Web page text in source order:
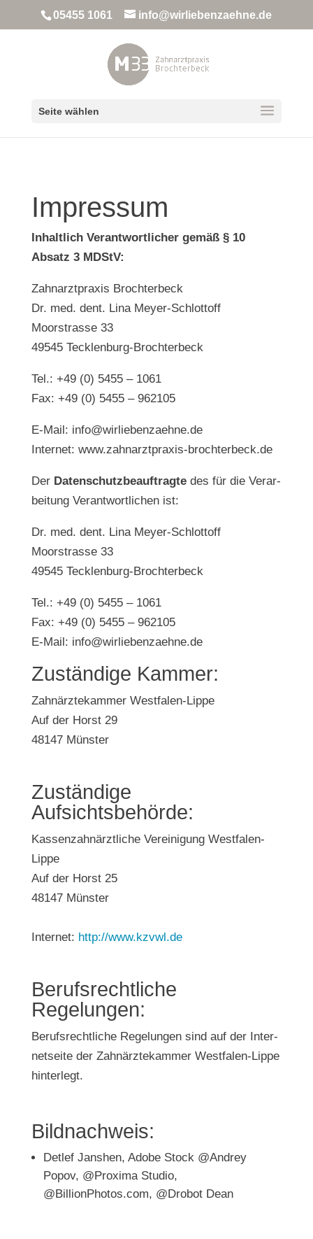
05455 1061 info@wirliebenzaehne.de
Seite wählen
Impres­sum
Inhalt­lich Ver­ant­wort­li­cher gemäß § 10
Absatz 3 MDStV:
Zahn­arzt­pra­xis Broch­ter­beck
Dr. med. dent. Lina Mey­er-Schlot­toff
Moor­stras­se 33
49545 Teck­len­burg-Broch­ter­beck
Tel.: +49 (0) 5455 – 1061
Fax: +49 (0) 5455 – 962105
E‑Mail: info@wirliebenzaehne.de
Inter­net: www.zahnarztpraxis-brochterbeck.de
Der Daten­schutz­be­auf­trag­tedes für die Ver­ar­
bei­tung Ver­ant­wort­li­chen ist:
Dr. med. dent. Lina Mey­er-Schlot­toff
Moor­stras­se 33
49545 Teck­len­burg-Broch­ter­beck
Tel.: +49 (0) 5455 – 1061
Fax: +49 (0) 5455 – 962105
E‑Mail: info@wirliebenzaehne.de
Zustän­di­ge Kammer:
Zahn­ärz­te­kam­mer West­fa­len-Lip­pe
Auf der Horst 29
48147 Müns­ter
Zustän­di­ge
Aufsichtsbehörde:
Kas­sen­zahn­ärzt­li­che Ver­ei­ni­gung West­fa­len-
Lip­pe
Auf der Horst 25
48147 Müns­ter
Inter­net: http://www.kzvwl.de
Berufs­recht­li­che
Regelungen:
Berufs­recht­li­che Rege­lun­gen sind auf der Inter­
net­sei­te der Zahn­ärz­te­kam­mer West­fa­len-Lip­pe
hinterlegt.
Bild­nach­weis:
Det­lef Jans­hen, Ado­be Stock @Andrey
Popov, @Proxima Stu­dio,
@BillionPhotos.com, @Drobot Dean